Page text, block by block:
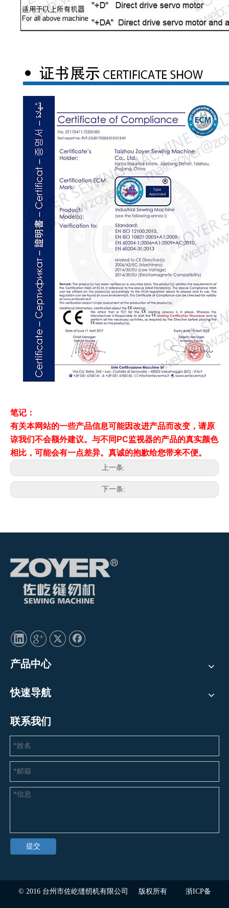
笔记：
有关本网站的一些产品信息可能因改进产品而改变，请原
谅我们不会额外建议。与不同PC监视器的产品的真实颜色
相比，可能会有一点差异。真诚的抱歉给您带来不便。
上一条:
下一条:
产品中心
快速导航
联系我们
提交
© 2016 台州市佐屹缝纫机有限公司 版权所有 浙ICP备